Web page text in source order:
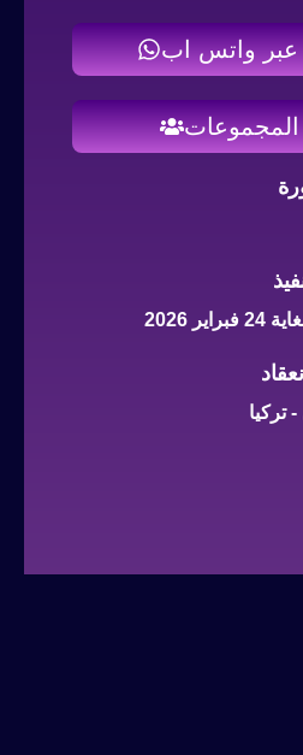
عبر واتس اب
تركيا